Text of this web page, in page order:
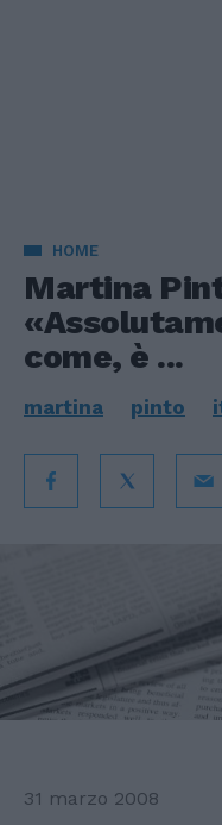
HOME
Martina
come, è ...
martina pinto
31 marzo 2008